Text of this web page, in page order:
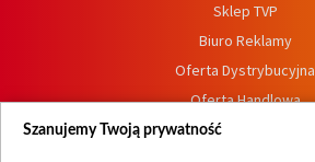
Sklep TVP
Biuro Reklamy
Oferta Dystrybucyjna
Oferta Handlowa
Dostępność
Szanujemy Twoją prywatność